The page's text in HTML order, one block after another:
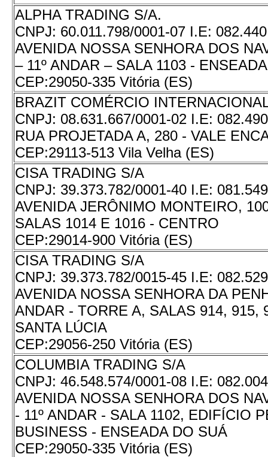
ALPHA TRADING S/A.
CNPJ: 60.011.798/0001-07 I.E:
AVENIDA NOSSA SENHORA DOS
– 11º ANDAR – SALA 1103 -
CEP:29050-335 Vitória (ES)
BRAZIT COMÉRCIO
CNPJ: 08.631.667/0001-02 I.E:
RUA PROJETADA A, 280 - VALE
CEP:29113-513 Vila Velha (ES)
CISA TRADING S/A
CNPJ: 39.373.782/0001-40 I.E:
AVENIDA JERÔNIMO MONTEIRO,
SALAS 1014 E 1016 - CENTRO
CEP:29014-900 Vitória (ES)
CISA TRADING S/A
CNPJ: 39.373.782/0015-45 I.E:
AVENIDA NOSSA SENHORA DA
ANDAR - TORRE A, SALAS 914, 915,
SANTA LÚCIA
CEP:29056-250 Vitória (ES)
COLUMBIA TRADING S/A
CNPJ: 46.548.574/0001-08 I.E:
AVENIDA NOSSA SENHORA DOS
- 11º ANDAR - SALA 1102, EDIFÍCIO
BUSINESS - ENSEADA DO SUÁ
CEP:29050-335 Vitória (ES)